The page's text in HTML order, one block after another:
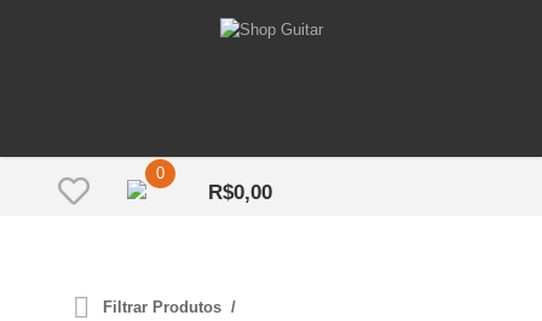
0
R$0,00
Filtrar Produtos